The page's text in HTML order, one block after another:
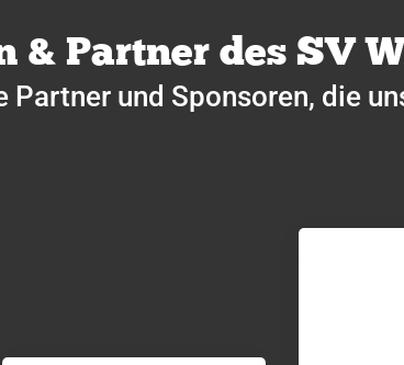
& Partner des SV
Partner und Sponsoren, die